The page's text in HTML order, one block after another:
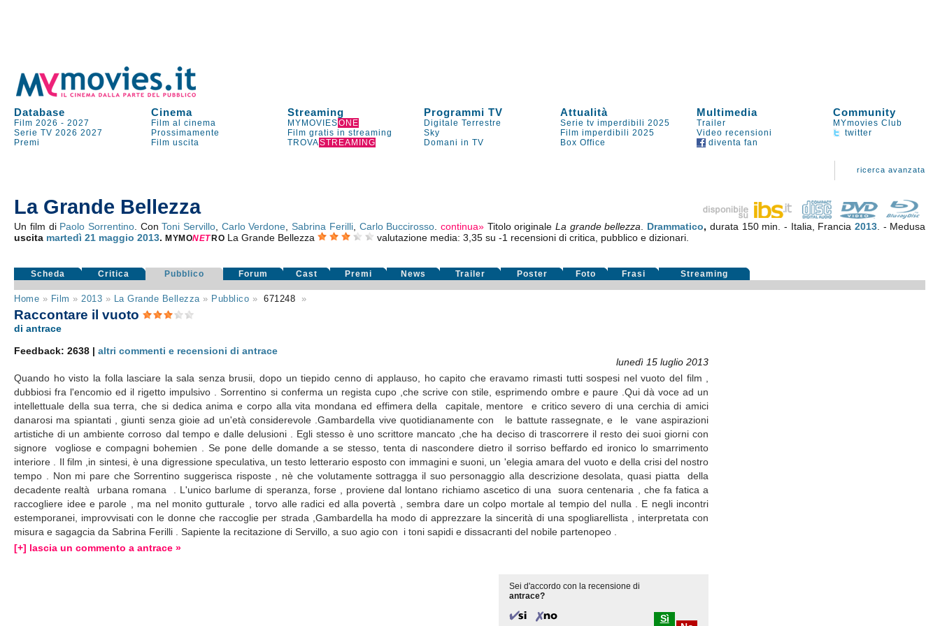
Database Cinema Streaming Programmi TV Attualità Multimedia Community
Film 2026 -2027 Film al cinema MYMOVIESONE Digitale Terrestre Serie tv imperdibili 2025 Trailer
MYmovies Club
Serie TV 2026 2027 Prossimamente Film gratis in streaming Sky Film imperdibili 2025 Video recensioni
twitter
Premi
Film uscita TROVASTREAMING Domani in TV Box Office diventa fan
ricerca avanzata
La Grande Bellezza
Un film di Paolo Sorrentino. ConToni Servillo Carlo Verdone ,Sabrina Ferilli, Carlo Buccirosso continua» Titolo originaleLa grande bellezza Drammatico, durata 150 min. - Italia, Francia 2013. - Medusa
uscita martedì 21 maggio 2013.MYMONET RO La Grande Bellezza valutazione media: 3,35 su -1 recensioni di critica, pubblico e dizionari.
Scheda Critica Pubblico Forum Cast Premi News Trailer Poster Foto Frasi Streaming
Home » Film » 2013 » La Grande Bellezza» Pubblico » 671248 »
Raccontare il vuoto
di antrace
Feedback: 2638 |altri commenti e recensioni di antrace
lunedì 15 luglio 2013
Quando ho visto la folla lasciare la sala senza brusii, dopo un tiepido cenno di applauso, ho capito che eravamo rimasti tutti sospesi nel vuoto del film ,
dubbiosi fra l'encomio ed il rigetto impulsivo . Sorrentino si conferma un regista cupo ,che scrive con stile, esprimendo ombre e paure .Qui dà voce ad un
intellettuale della sua terra, che si dedica anima e corpo alla vita mondana ed effimera della capitale, mentore e critico severo di una cerchia di amici
danarosi ma spiantati , giunti senza gioie ad un'età considerevole .Gambardella vive quotidianamente con le battute rassegnate, e le vane aspirazioni
artistiche di un ambiente corroso dal tempo e dalle delusioni . Egli stesso è uno scrittore mancato ,che ha deciso di trascorrere il resto dei suoi giorni con
signore vogliose e compagni bohemien . Se pone delle domande a se stesso, tenta di nascondere dietro il sorriso beffardo ed ironico lo smarrimento
interiore . Il film ,in sintesi, è una digressione speculativa, un testo letterario esposto con immagini e suoni, un 'elegia amara del vuoto e della crisi del nostro
tempo . Non mi pare che Sorrentino suggerisca risposte , nè che volutamente sottragga il suo personaggio alla descrizione desolata, quasi piatta della
decadente realtà urbana romana . L'unico barlume di speranza, forse , proviene dal lontano richiamo ascetico di una suora centenaria , che fa fatica a
raccogliere idee e parole , ma nel monito gutturale , torvo alle radici ed alla povertà , sembra dare un colpo mortale al tempio del nulla . E negli incontri
estemporanei, improvvisati con le donne che raccoglie per strada ,Gambardella ha modo di apprezzare la sincerità di una spogliarellista , interpretata con
misura e sagagcia da Sabrina Ferilli . Sapiente la recitazione di Servillo, a suo agio con i toni sapidi e dissacranti del nobile partenopeo .
[+] lascia un commento a antrace »
Sei d'accordo con la recensione di
antrace?
Sì